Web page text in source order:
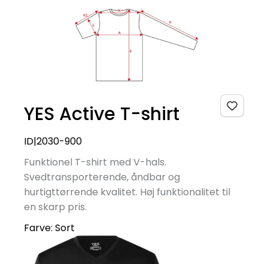
YES Active T-shirt
ID|2030-900
Funktionel T-shirt med V-hals.
Svedtransporterende, åndbar og
hurtigttørrende kvalitet. Høj funktionalitet til
en skarp pris.
Farve: Sort